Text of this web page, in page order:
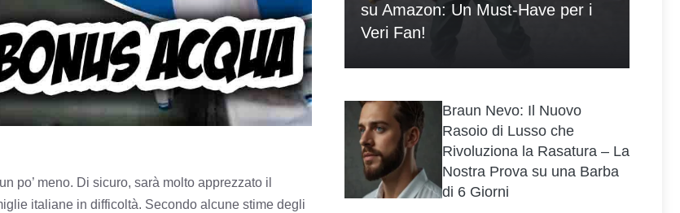
po’ meno. Di sicuro, sarà molto apprezzato il
italiane in difficoltà. Secondo alcune stime degli
su Amazon: Un Must-Have per i
Veri Fan!
Braun Nevo: Il Nuovo
Rasoio di Lusso che
Rivoluziona la Rasatura – La
Nostra Prova su una Barba
di 6 Giorni